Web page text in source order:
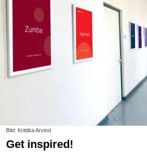
Bild: Krittika Arvind
Get inspired!